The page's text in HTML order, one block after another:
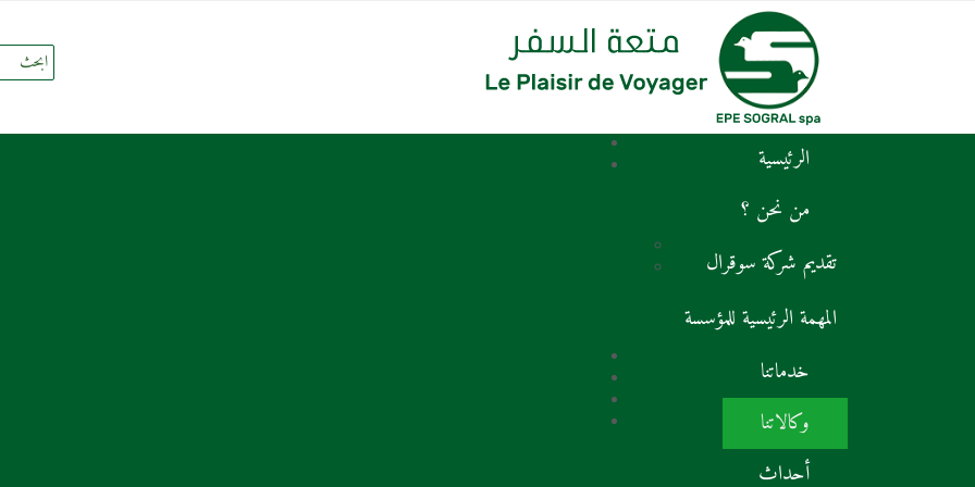
الرئيسية
من نحن ؟
تقديم شركة سوقرال
المهمة الرئيسية للمؤسسة
خدماتنا
وكالاتنا
أحداث